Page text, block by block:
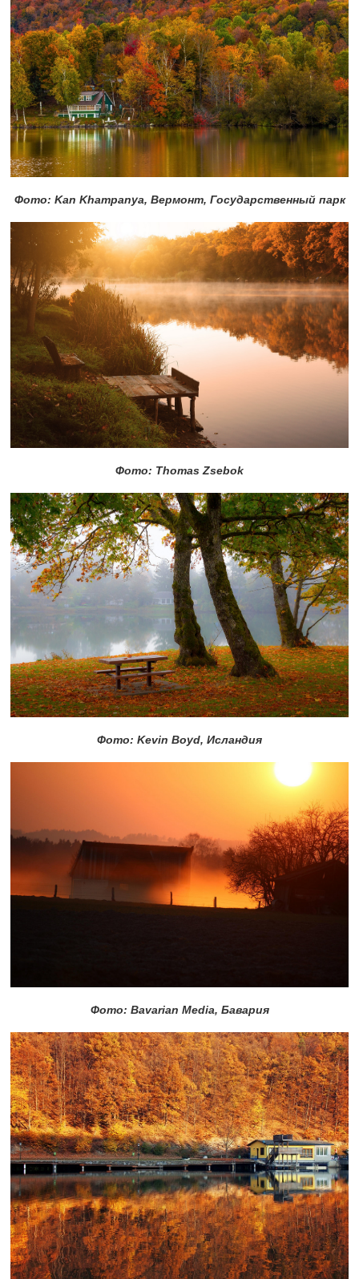
Фото: Kan Khampanya, Вермонт, Государственный парк
Фото: Thomas Zsebok
Фото: Kevin Boyd, Исландия
Фото: Bavarian Media, Бавария